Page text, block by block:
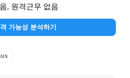
, 원격근무 없음
가능성 분석하기